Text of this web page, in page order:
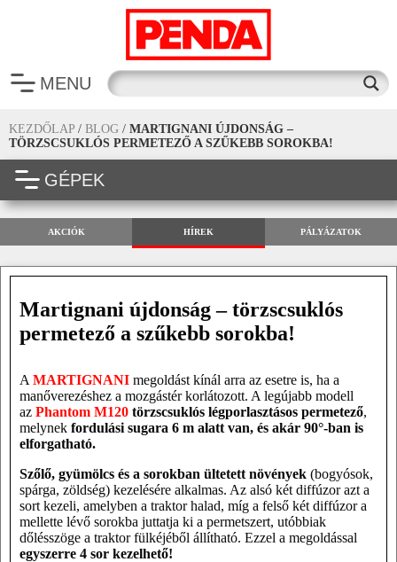
MENU
KEZDŐLAP / BLOG / MARTIGNANI ÚJDONSÁG –
TÖRZSCSUKLÓS PERMETEZŐ A SZŰKEBB SOROKBA!
GÉPEK
AKCIÓK HÍREK PÁLYÁZATOK
Martignani újdonság – törzscsuklós
permetező a szűkebb sorokba!
A MARTIGNANI megoldást kínál arra az esetre is, ha a
manőverezéshez a mozgástér korlátozott. A legújabb modell
az Phantom M120 törzscsuklós légporlasztásos permetező,
melynek fordulási sugara 6 m alatt van, és akár 90°-ban is
elforgatható.
Szőlő, gyümölcs és a sorokban ültetett növények (bogyósok,
spárga, zöldség) kezelésére alkalmas. Az alsó két diffúzor azt a
sort kezeli, amelyben a traktor halad, míg a felső két diffúzor a
mellette lévő sorokba juttatja ki a permetszert, utóbbiak
dőlésszöge a traktor fülkéjéből állítható. Ezzel a megoldással
egyszerre 4 sor kezelhető!